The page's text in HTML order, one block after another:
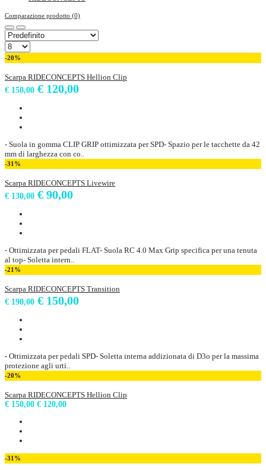
Comparazione prodotto (0)
-20%
Scarpa RIDECONCEPTS Hellion Clip
€ 150,00 € 120,00
- Suola in gomma CLIP GRIP ottimizzata per SPD- Spazio per le tacchette da 42
mm di larghezza con co..
-31%
Scarpa RIDECONCEPTS Livewire
€ 130,00 € 90,00
- Ottimizzata per pedali FLAT- Suola RC 4.0 Max Grip specifica per una tenuta
al top- Soletta intern..
-21%
Scarpa RIDECONCEPTS Transition
€ 190,00 € 150,00
- Ottimizzata per pedali SPD- Soletta interna addizionata di D3o per la massima
protezione agli urti..
-20%
Scarpa RIDECONCEPTS Hellion Clip
€ 150,00 € 120,00
-31%